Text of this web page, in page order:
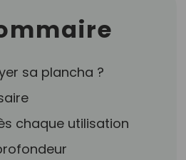
sa plancha ?
chaque utilisation